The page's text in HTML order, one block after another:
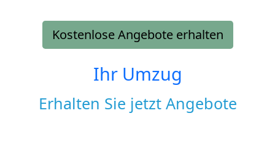
Kostenlose Angebote erhalten
Ihr Umzug
Erhalten Sie jetzt Angebote